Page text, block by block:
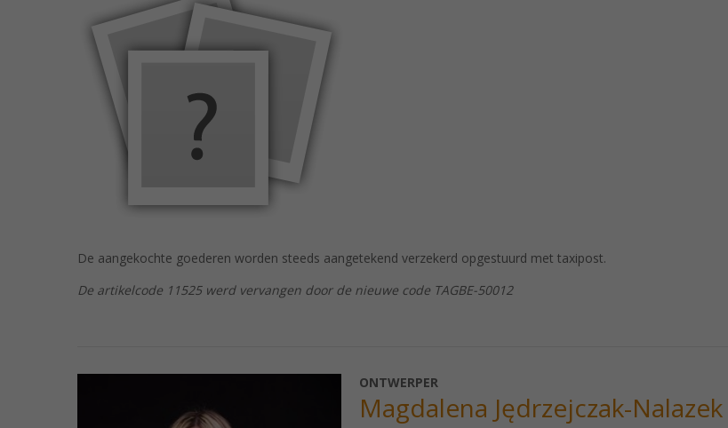
De aangekochte goederen worden steeds aangetekend verzekerd opgestuurd met taxipost.
De artikelcode 11525 werd vervangen door de nieuwe code TAGBE-50012
ONTWERPER
Magdalena Jędrzejczak-Nalazek